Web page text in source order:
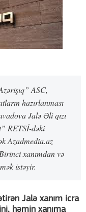
ASC,
hazırlanması
Jalə Əli qızı
RETSİ-dəki
Azadmedia.az
xanımdan və
istəyir.
Jalə xanım icra
həmin xanıma